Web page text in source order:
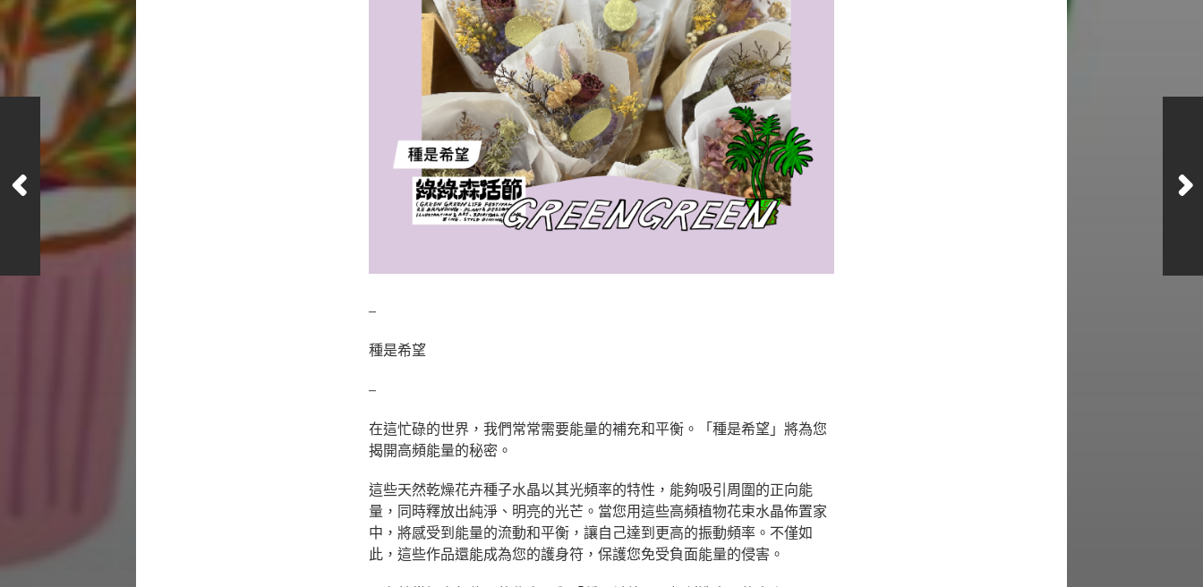
–
種是希望
–
在這忙碌的世界，我們常常需要能量的補充和平衡。「種是希望」將為您
揭開高頻能量的秘密。
這些天然乾燥花卉種子水晶以其光頻率的特性，能夠吸引周圍的正向能
量，同時釋放出純淨、明亮的光芒。當您用這些高頻植物花束水晶佈置家
中，將感受到能量的流動和平衡，讓自己達到更高的振動頻率。不僅如
此，這些作品還能成為您的護身符，保護您免受負面能量的侵害。